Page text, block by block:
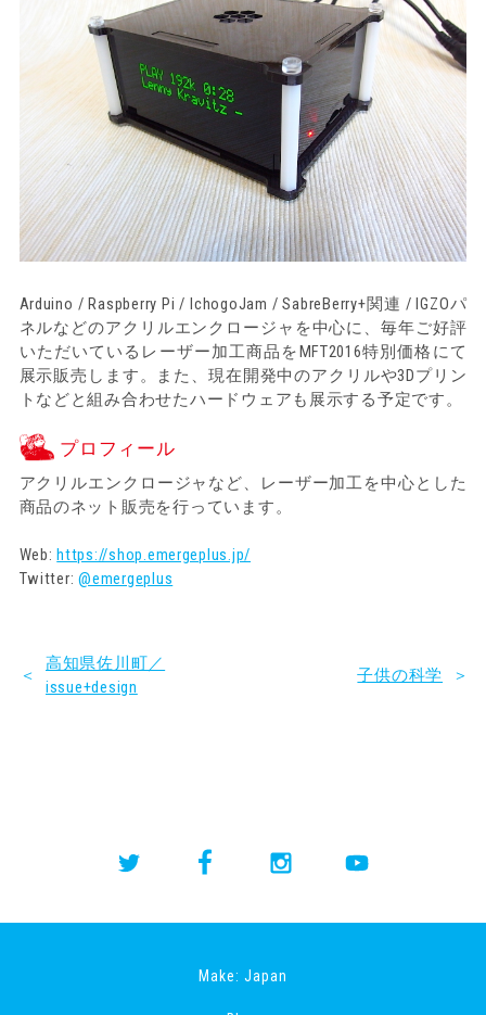
Arduino / Raspberry Pi / IchogoJam / SabreBerry+関連 / IGZOパ
ネルなどのアクリルエンクロージャを中心に、毎年ご好評
いただいているレーザー加工商品をMFT2016特別価格にて
展示販売します。また、現在開発中のアクリルや3Dプリン
トなどと組み合わせたハードウェアも展示する予定です。
プロフィール
アクリルエンクロージャなど、レーザー加工を中心とした
商品のネット販売を行っています。
Web:https://shop.emergeplus.jp/
Twitter:@emergeplus
＜
高知県佐川町／
issue+design
子供の科学 ＞
Make: Japan